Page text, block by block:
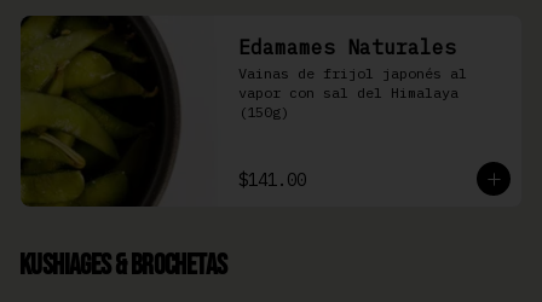
Edamames Naturales
Vainas de frijol japonés al
vapor con sal del Himalaya
(150g)
$141.00
Kushiages & Brochetas